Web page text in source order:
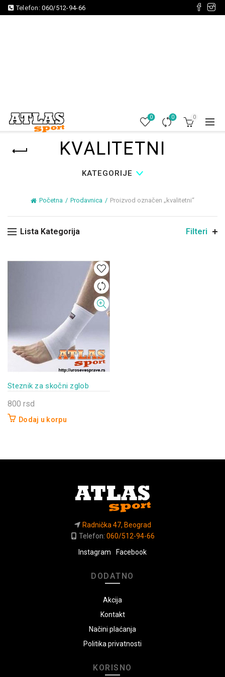
Telefon:060/512-94-66
0 0 0
KVALITETNI
KATEGORIJE
Početna Prodavnica Proizvod označen „kvalitetni“
Lista Kategorija Filteri
Steznik za skočni zglob
800 rsd
Dodaj u korpu
Radnička 47, Beograd
Telefon: 060/512-94-66
Instagram
Facebook
DODATNO
Akcija
Kontakt
Načini plaćanja
Politika privatnosti
KORISNO